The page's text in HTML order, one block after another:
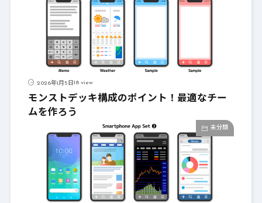
2026年1月5日18 view
モンストデッキ構成のポイント！最適なチー
ムを作ろう
未分類